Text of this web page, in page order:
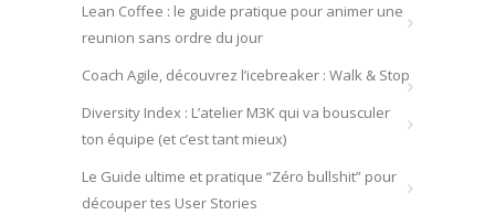
Lean Coffee : le guide pratique pour animer une
reunion sans ordre du jour
Coach Agile, découvrez l’icebreaker : Walk & Stop
Diversity Index : L’atelier M3K qui va bousculer
ton équipe (et c’est tant mieux)
Le Guide ultime et pratique “Zéro bullshit” pour
découper tes User Stories